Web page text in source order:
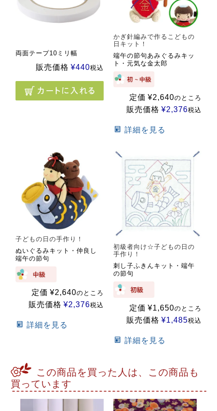
両面テープ10ミリ幅
販売価格 ¥440税込
かぎ針編みで作るこどもの
日キット！
端午の節句あみぐるみキッ
ト・元気な金太郎
定価 ¥2,640のところ
販売価格 ¥2,376税込
詳細を見る
子どもの日の手作り！
ぬいぐるみキット・仲良し
端午の節句
定価 ¥2,640のところ
販売価格 ¥2,376税込
詳細を見る
初級者向け☆子どもの日の
手作り！
刺し子ふきんキット・端午
の節句
定価 ¥1,650のところ
販売価格 ¥1,485税込
詳細を見る
この商品を買った人は、この商品も
買っています